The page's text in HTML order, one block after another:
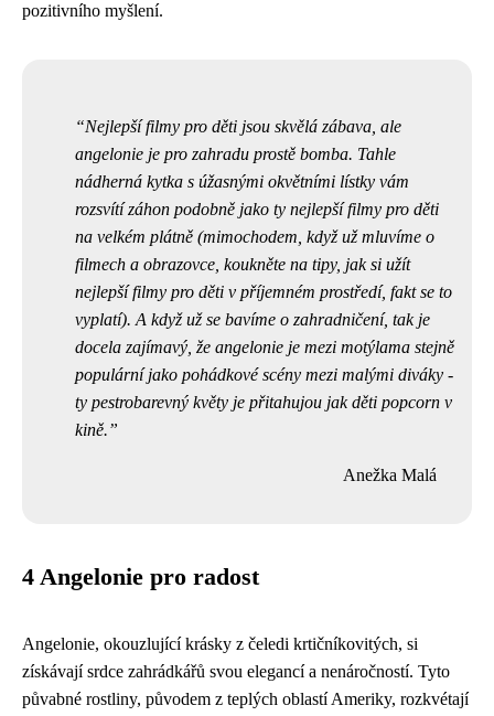
pozitivního myšlení.
Nejlepší filmy pro děti jsou skvělá zábava, ale
angelonie je pro zahradu prostě bomba. Tahle
nádherná kytka s úžasnými okvětními lístky vám
rozsvítí záhon podobně jako ty nejlepší filmy pro děti
na velkém plátně (mimochodem, když už mluvíme o
filmech a obrazovce, koukněte na tipy, jak si užít
nejlepší filmy pro děti v příjemném prostředí, fakt se to
vyplatí). A když už se bavíme o zahradničení, tak je
docela zajímavý, že angelonie je mezi motýlama stejně
populární jako pohádkové scény mezi malými diváky -
ty pestrobarevný květy je přitahujou jak děti popcorn v
kině.
Anežka Malá
4 Angelonie pro radost
Angelonie, okouzlující krásky z čeledi krtičníkovitých, si
získávají srdce zahrádkářů svou elegancí a nenáročností. Tyto
půvabné rostliny, původem z teplých oblastí Ameriky, rozkvétají